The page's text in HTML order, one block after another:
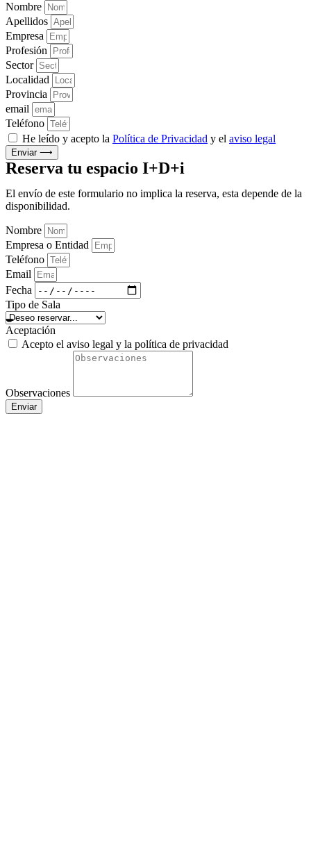
Nombre
Apellidos
Empresa
Profesión
Sector
Localidad
Provincia
email
Teléfono
He leído y acepto la Política de Privacidad y el aviso legal
Enviar ⟶
Reserva tu espacio I+D+i
El envío de este formulario no implica la reserva, esta depende de la
disponibilidad.
Nombre
Empresa o Entidad
Teléfono
Email
Fecha
Tipo de Sala
Aceptación
Acepto el aviso legal y la política de privacidad
Observaciones
Enviar